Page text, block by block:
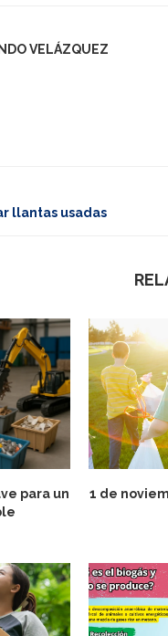
VELÁZQUEZ
llantas usadas
para un
1 de